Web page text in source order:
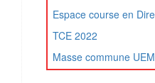
Espace course en
TCE 2022
Masse commune